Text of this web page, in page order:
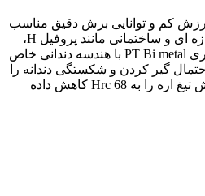
لرزش کم و توانایی برش دقیق مناسب
برای برش انواع فولادهای سازه ای و ساختمانی مانند پروفیل H،
لوله ها و… هستند. تیغ اره نواری PT Bi metal با هندسه دندانی خاص
گیر کردن و شکستگی دندانه را
به حداقل رسانده و نیروی برش تیغ اره را به Hrc 68 کاهش داده